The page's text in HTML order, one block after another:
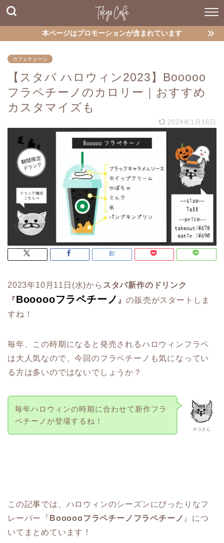
本ページはプロモーションが含まれています
カフェチェーン
【スタバ ハロウィン2023】Booooo
フラペチーノのカロリー｜おすすめ
カスタマイズも
2024年1月16日
2023年10月11日(水)から スタバ新作のドリンク
『Boooooフラペチーノ 』の販売がスタートしま
すね！
毎年、この時期になると発売されるハロウィンフラペ
は大人気なので、今回のフラペチーノも気になってい
る方は多いのではないでしょうか？
ネコさん
毎年ハロウィンの時期に合わせて新作フラ
ペチーノが登場するね！
この記事では、ハロウィンのシーズンにぴったりなフ
レーバー『 Boooooフラペチーノフラペチーノ 』につ
いてまとめています！